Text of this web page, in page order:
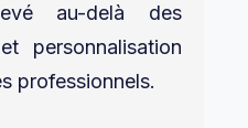
au-delà des
personnalisation
professionnels.